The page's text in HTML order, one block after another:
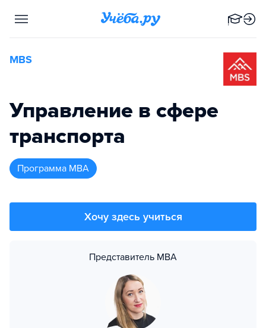
MBS
Управление в сфере
транспорта
программа MBA
Хочу здесь учиться
Представитель MBA